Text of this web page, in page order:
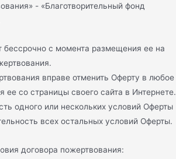
- «Благотворительный фонд
бессрочно с момента размещения ее на
вправе отменить Оферту в любое
ее со страницы своего сайта в Интернете.
одного или нескольких условий Оферты
всех остальных условий Оферты.
договора пожертвования: